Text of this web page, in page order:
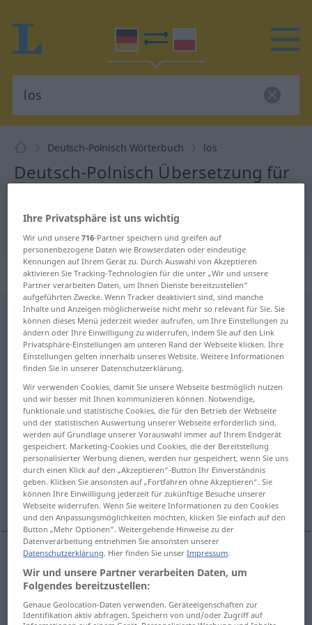
Deutsch-Polnisch Wörterbuch los
Deutsch-Polnisch Übersetzung für
"los" Polnisch Übersetzung
„los“: Adjektiv
adj < präd>
Übersicht aller Übersetzungen
(Für mehr Details die Übersetzung anklicken/antippen)
urwać się... pies urwał się z łańcucha...
pozbyliśmy się...
moje pieniądze przepadły...
co się stało?... tam się coś dzieje...
Beispiele
losseinKnopf usw
urwać się
Ihre Privatsphäre ist uns wichtig
Wir und unsere716-Partner speichern und greifen auf
personenbezogene Daten wie Browserdaten oder eindeutige
Kennungen auf Ihrem Gerät zu. Durch Auswahl von Akzeptieren
aktivieren Sie Tracking-Technologien für die unter „Wir und unsere
Partner verarbeiten Daten, um Ihnen Dienste bereitzustellen“
aufgeführten Zwecke. Wenn Tracker deaktiviert sind, sind manche
Inhalte und Anzeigen möglicherweise nicht mehr so relevant für Sie. Sie
können dieses Menü jederzeit wieder aufrufen, um Ihre Einstellungen zu
ändern oder Ihre Einwilligung zu widerrufen, indem Sie auf den Link
Privatsphäre-Einstellungen am unteren Rand der Webseite klicken. Ihre
Einstellungen gelten innerhalb unseres Website. Weitere Informationen
finden Sie in unserer Datenschutzerklärung.
Wir verwenden Cookies, damit Sie unsere Webseite bestmöglich nutzen
und wir besser mit Ihnen kommunizieren können. Notwendige,
funktionale und statistische Cookies, die für den Betrieb der Webseite
und der statistischen Auswertung unserer Webseite erforderlich sind,
werden auf Grundlage unserer Vorauswahl immer auf Ihrem Endgerät
gespeichert. Marketing-Cookies und Cookies, die der Bereitstellung
personalisierter Werbung dienen, werden nur gespeichert, wenn Sie uns
durch einen Klick auf den „Akzeptieren“-Button Ihr Einverständnis
geben. Klicken Sie ansonsten auf „Fortfahren ohne Akzeptieren“. Sie
können Ihre Einwilligung jederzeit für zukünftige Besuche unserer
Webseite widerrufen. Wenn Sie weitere Informationen zu den Cookies
und den Anpassungsmöglichkeiten möchten, klicken Sie einfach auf den
Button „Mehr Optionen“. Weitergehende Hinweise zu der
Datenverarbeitung entnehmen Sie ansonsten unserer
Datenschutzerklärung. Hier finden Sie unserImpressum.
Wir und unsere Partner verarbeiten Daten, um
Folgendes bereitzustellen:
Genaue Geolocation-Daten verwenden. Geräteeigenschaften zur
Identifikation aktiv abfragen. Speichern von und/oder Zugriff auf